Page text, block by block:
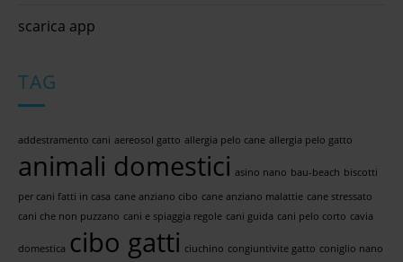
scarica app
TAG
addestramento cani aereosol gatto allergia pelo cane allergia pelo gatto
animali domestici asino nano bau-beach biscotti
per cani fatti in casa cane anziano cibo cane anziano malattie cane stressato
cani che non puzzano cani e spiaggia regole cani guida cani pelo corto cavia
domestica cibo gatti ciuchino congiuntivite gatto coniglio nano